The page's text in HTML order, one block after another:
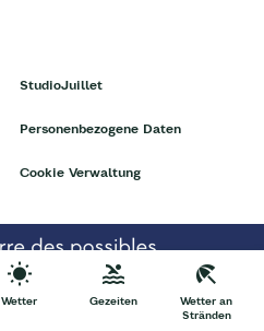
StudioJuillet
Personenbezogene Daten
Cookie Verwaltung
Wetter Gezeiten
Wetter an
Stränden